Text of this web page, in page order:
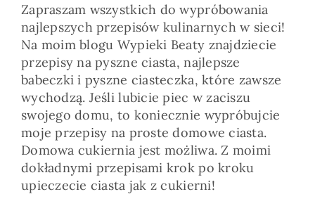
Zapraszam wszystkich do wypróbowania
najlepszych przepisów kulinarnych w sieci!
Na moim blogu Wypieki Beaty znajdziecie
przepisy na pyszne ciasta, najlepsze
babeczki i pyszne ciasteczka, które zawsze
wychodzą. Jeśli lubicie piec w zaciszu
swojego domu, to koniecznie wypróbujcie
moje przepisy na proste domowe ciasta.
Domowa cukiernia jest możliwa. Z moimi
dokładnymi przepisami krok po kroku
upieczecie ciasta jak z cukierni!